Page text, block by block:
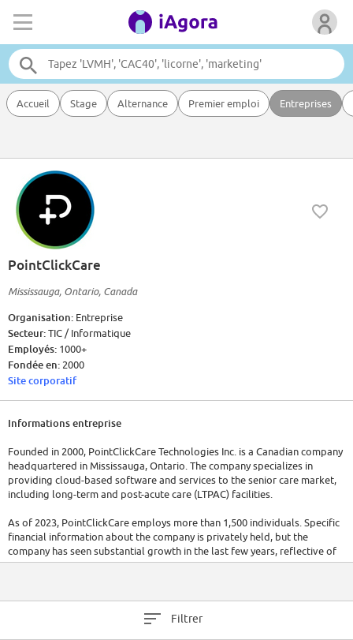
Accueil Stage Alternance Premier emploi Entreprises
PointClickCare
Mississauga, Ontario, Canada
Organisation: Entreprise
Secteur:TIC / Informatique
Employés: 1000+
Fondée en: 2000
Site corporatif
Informations entreprise
Founded in 2000, PointClickCare Technologies Inc. is a Canadian company
headquartered in Mississauga, Ontario. The company specializes in
providing cloud-based software and services to the senior care market,
including long-term and post-acute care (LTPAC) facilities.
As of 2023, PointClickCare employs more than 1,500 individuals. Specific
financial information about the company is privately held, but the
company has seen substantial growth in the last few years, reflective of
the growing need for healthtech solutions in the senior care sector. The
Filtrer